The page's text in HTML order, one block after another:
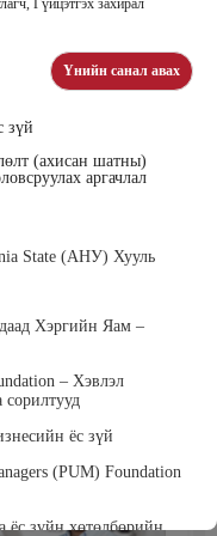
Гүйцэтгэх захирал
Үнийн санал авах
зүй
(ахисан шатны)
аргачлал
State (АНУ) Хууль
Хэргийн Яам –
– Хэвлэл
сорилтууд
ёс зүй
(PUM) Foundation
ёс зүйн хөтөлбөрийн
Бээжин Солонгоо
захирал, Манлайллын
сэтгэлзүйч
Үйлсийн Үндэс ТББ-ийн
байгуулагч, Зүрх сэтгэлийн
сургалтын төвийн нийгмийн
ажилтан, сургагч багш